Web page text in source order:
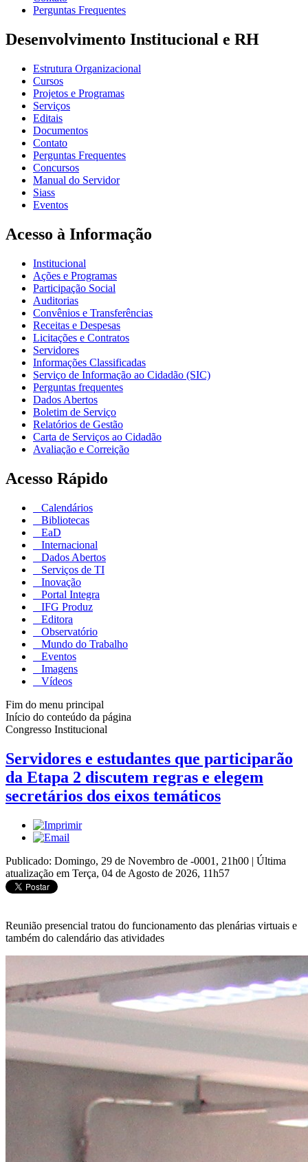
Perguntas Frequentes
Desenvolvimento Institucional e RH
Estrutura Organizacional
Cursos
Projetos e Programas
Serviços
Editais
Documentos
Contato
Perguntas Frequentes
Concursos
Manual do Servidor
Siass
Eventos
Acesso à Informação
Institucional
Ações e Programas
Participação Social
Auditorias
Convênios e Transferências
Receitas e Despesas
Licitações e Contratos
Servidores
Informações Classificadas
Serviço de Informação ao Cidadão (SIC)
Perguntas frequentes
Dados Abertos
Boletim de Serviço
Relatórios de Gestão
Carta de Serviços ao Cidadão
Avaliação e Correição
Acesso Rápido
Calendários
Bibliotecas
EaD
Internacional
Dados Abertos
Serviços de TI
Inovação
Portal Integra
IFG Produz
Editora
Observatório
Mundo do Trabalho
Eventos
Imagens
Vídeos
Fim do menu principal
Início do conteúdo da página
Congresso Institucional
Servidores e estudantes que participarão
da Etapa 2 discutem regras e elegem
secretários dos eixos temáticos
Publicado: Domingo, 29 de Novembro de -0001, 21h00 | Última
atualização em Terça, 04 de Agosto de 2026, 11h57
Reunião presencial tratou do funcionamento das plenárias virtuais e
também do calendário das atividades